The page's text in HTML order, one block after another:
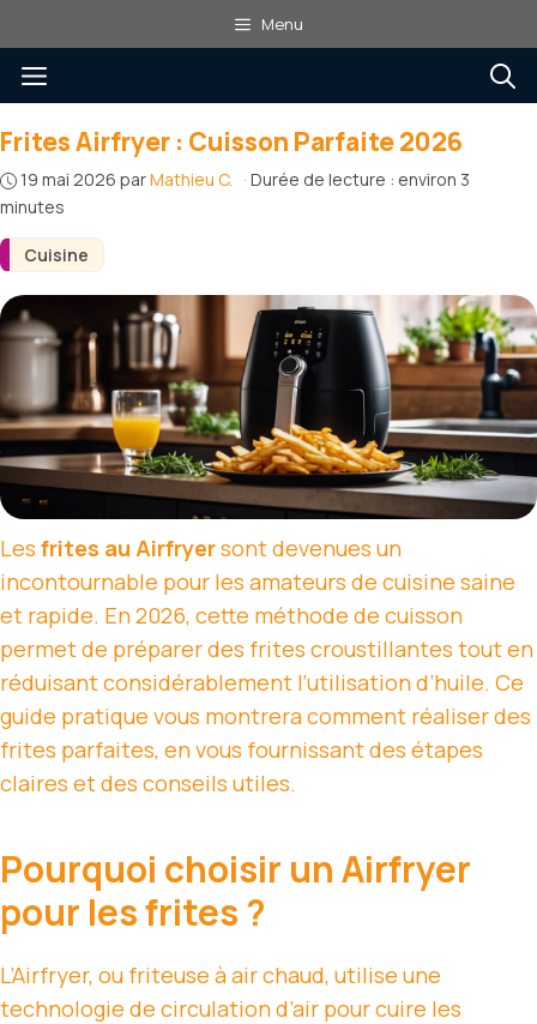
au
contenu
Menu
Menu
Cuisine
Frites Airfryer : Cuisson Parfaite 2026
19 mai 2026 parMathieu C. · Durée de lecture : environ 3
minutes
Les frites au Airfryersont devenues un
incontournable pour les amateurs de cuisine saine
et rapide. En 2026, cette méthode de cuisson
permet de préparer des frites croustillantes tout en
réduisant considérablement l’utilisation d’huile. Ce
guide pratique vous montrera comment réaliser des
frites parfaites, en vous fournissant des étapes
claires et des conseils utiles.
Pourquoi choisir un Airfryer
pour les frites ?
L’Airfryer, ou friteuse à air chaud, utilise une
technologie de circulation d’air pour cuire les